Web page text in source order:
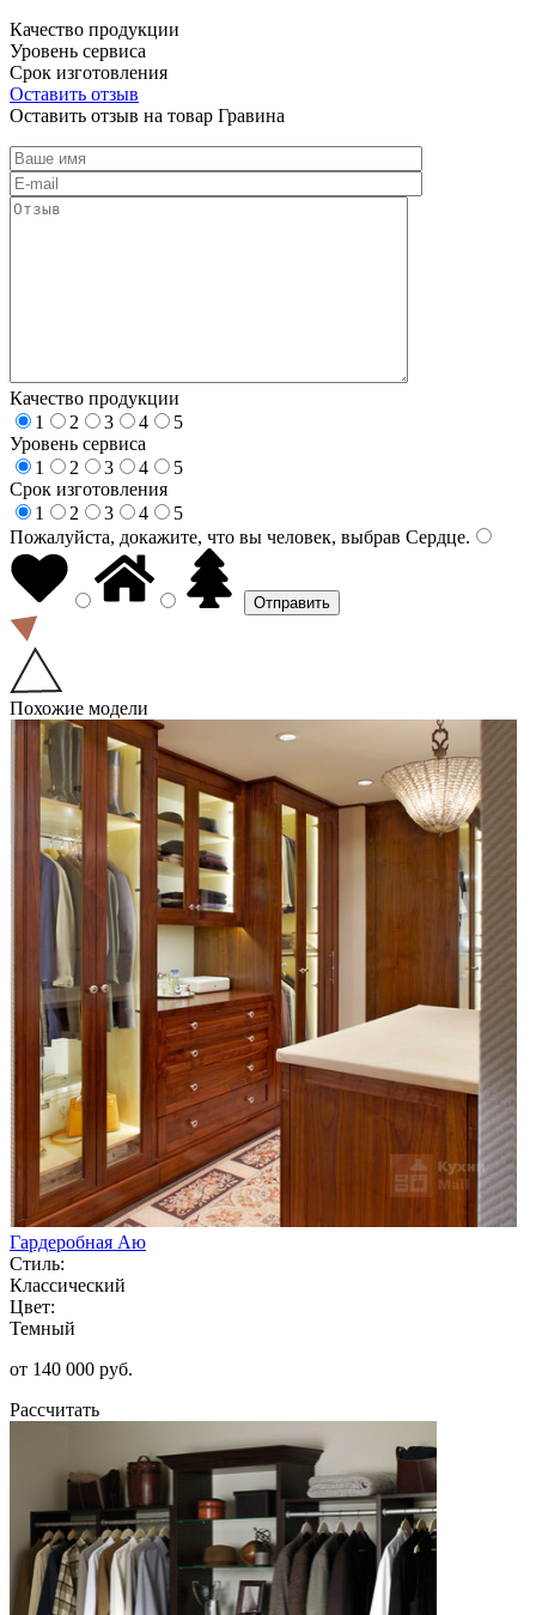
Качество продукции
Уровень сервиса
Срок изготовления
Оставить отзыв
Оставить отзыв на товар Гравина
Качество продукции
1
2 3 4
5
Уровень сервиса
1
2 3 4
5
Срок изготовления
1
2 3 4
5
Пожалуйста, докажите, что вы человек, выбрав Сердце.
Похожие модели
Гардеробная Аю
Стиль:
Классический
Цвет:
Темный
от 140 000 руб.
Рассчитать